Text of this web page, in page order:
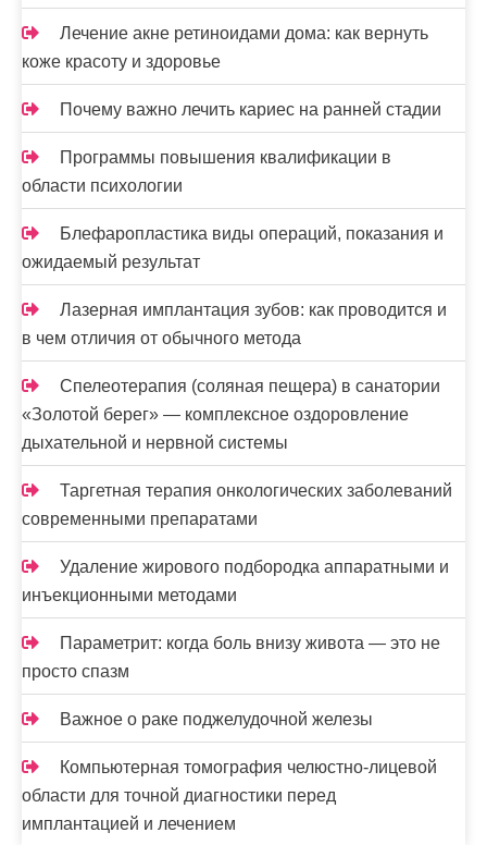
Лечение акне ретиноидами дома: как вернуть
коже красоту и здоровье
Почему важно лечить кариес на ранней стадии
Программы повышения квалификации в
области психологии
Блефаропластика виды операций, показания и
ожидаемый результат
Лазерная имплантация зубов: как проводится и
в чем отличия от обычного метода
Спелеотерапия (соляная пещера) в санатории
«Золотой берег» — комплексное оздоровление
дыхательной и нервной системы
Таргетная терапия онкологических заболеваний
современными препаратами
Удаление жирового подбородка аппаратными и
инъекционными методами
Параметрит: когда боль внизу живота — это не
просто спазм
Важное о раке поджелудочной железы
Компьютерная томография челюстно-лицевой
области для точной диагностики перед
имплантацией и лечением